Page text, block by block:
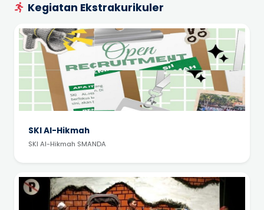
Kegiatan Ekstrakurikuler
SKI Al-Hikmah
SKI Al-Hikmah SMANDA